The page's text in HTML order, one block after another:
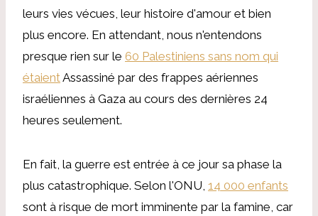
leurs vies vécues, leur histoire d'amour et bien
plus encore. En attendant, nous n'entendons
presque rien sur le 60 Palestiniens sans nom qui
étaientAssassiné par des frappes aériennes
israéliennes à Gaza au cours des dernières 24
heures seulement.
En fait, la guerre est entrée à ce jour sa phase la
plus catastrophique. Selon l'ONU, 14 000 enfants
sont à risque de mort imminente par la famine, car